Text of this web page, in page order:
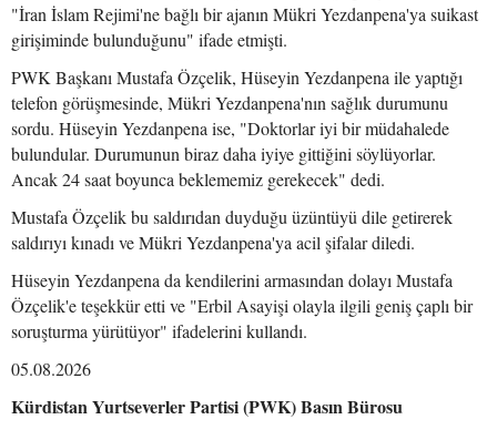
"İran İslam Rejimi'ne bağlı bir ajanın Mükri Yezdanpena'ya suikast
girişiminde bulunduğunu" ifade etmişti.
PWK Başkanı Mustafa Özçelik, Hüseyin Yezdanpena ile yaptığı
telefon görüşmesinde, Mükri Yezdanpena'nın sağlık durumunu
sordu. Hüseyin Yezdanpena ise, "Doktorlar iyi bir müdahalede
bulundular. Durumunun biraz daha iyiye gittiğini söylüyorlar.
Ancak 24 saat boyunca beklememiz gerekecek" dedi.
Mustafa Özçelik bu saldırıdan duyduğu üzüntüyü dile getirerek
saldırıyı kınadı ve Mükri Yezdanpena'ya acil şifalar diledi.
Hüseyin Yezdanpena da kendilerini armasından dolayı Mustafa
Özçelik'e teşekkür etti ve "Erbil Asayişi olayla ilgili geniş çaplı bir
soruşturma yürütüyor" ifadelerini kullandı.
05.08.2026
Kürdistan Yurtseverler Partisi (PWK) Basın Bürosu